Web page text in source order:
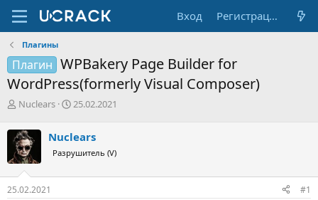
Вход Регистрация
Плагины
Плагин WPBakery Page Builder for
WordPress(formerly Visual Composer)
А
т
о
р
т
е
м
Nuclears
Д
а
н
ч
25.02.2021
Nuclears
Разрушитель (V)
25.02.2021 #1